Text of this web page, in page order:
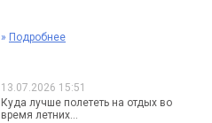
» Подробнее
13.07.2026 15:51
Куда лучше полететь на отдых во
время летних...